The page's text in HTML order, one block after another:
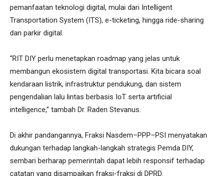
pemanfaatan teknologi digital, mulai dari Intelligent
Transportation System (ITS), e-ticketing, hingga ride-sharing
dan parkir digital.
“RIT DIY perlu menetapkan roadmap yang jelas untuk
membangun ekosistem digital transportasi. Kita bicara soal
kendaraan listrik, infrastruktur pendukung, dan sistem
pengendalian lalu lintas berbasis IoT serta artificial
intelligence,” tambah Dr. Raden Stevanus.
Di akhir pandangannya, Fraksi Nasdem–PPP–PSI menyatakan
dukungan terhadap langkah-langkah strategis Pemda DIY,
sembari berharap pemerintah dapat lebih responsif terhadap
catatan yang disampaikan fraksi-fraksi di DPRD.